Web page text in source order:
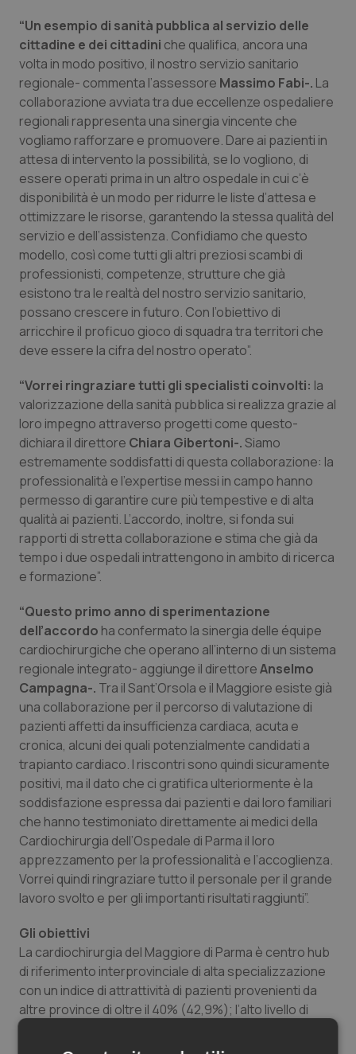
Veneto
Oncoematologia
Oncologia & Nutrizione
Psoriasi & pelle
Quotidiano Cardiologia
Quotidiano Chirurgia
Quotidiano Oncologia
Quotidiano Pediatria
Rene & patologie urogenitali
Salute orale & impianti
Sangue & coagulazione
Tiroide
Tumore al seno
Tumore ovarico
Tumori del Polmone & Testa Collo
Tumori gastrointestinali
Ulcera & Reflusso
Vaccini
“Un esempio di sanità pubblica al servizio delle
cittadine e dei cittadini che qualifica, ancora una
volta in modo positivo, il nostro servizio sanitario
regionale- commenta l’assessore Massimo Fabi-. La
collaborazione avviata tra due eccellenze ospedaliere
regionali rappresenta una sinergia vincente che
vogliamo rafforzare e promuovere. Dare ai pazienti in
attesa di intervento la possibilità, se lo vogliono, di
essere operati prima in un altro ospedale in cui c’è
disponibilità è un modo per ridurre le liste d’attesa e
ottimizzare le risorse, garantendo la stessa qualità del
servizio e dell’assistenza. Confidiamo che questo
modello, così come tutti gli altri preziosi scambi di
professionisti, competenze, strutture che già
esistono tra le realtà del nostro servizio sanitario,
possano crescere in futuro. Con l’obiettivo di
arricchire il proficuo gioco di squadra tra territori che
deve essere la cifra del nostro operato”.
“Vorrei ringraziare tutti gli specialisti coinvolti: la
valorizzazione della sanità pubblica si realizza grazie al
loro impegno attraverso progetti come questo-
dichiara il direttore Chiara Gibertoni-.Siamo
estremamente soddisfatti di questa collaborazione: la
professionalità e l’expertise messi in campo hanno
permesso di garantire cure più tempestive e di alta
qualità ai pazienti. L’accordo, inoltre, si fonda sui
rapporti di stretta collaborazione e stima che già da
tempo i due ospedali intrattengono in ambito di ricerca
e formazione”.
“Questo primo anno di sperimentazione
dell’accordo ha confermato la sinergia delle équipe
cardiochirurgiche che operano all’interno di un sistema
regionale integrato- aggiunge il direttoreAnselmo
Campagna-. Tra il Sant’Orsola e il Maggiore esiste già
una collaborazione per il percorso di valutazione di
pazienti affetti da insufficienza cardiaca, acuta e
cronica, alcuni dei quali potenzialmente candidati a
trapianto cardiaco. I riscontri sono quindi sicuramente
positivi, ma il dato che ci gratifica ulteriormente è la
soddisfazione espressa dai pazienti e dai loro familiari
che hanno testimoniato direttamente ai medici della
Cardiochirurgia dell’Ospedale di Parma il loro
apprezzamento per la professionalità e l’accoglienza.
Vorrei quindi ringraziare tutto il personale per il grande
lavoro svolto e per gli importanti risultati raggiunti”.
Gli obiettivi
La cardiochirurgia del Maggiore di Parma è centro hub
di riferimento interprovinciale di alta specializzazione
con un indice di attrattività di pazienti provenienti da
altre province di oltre il 40% (42,9%); l’alto livello di
dalla cardiochirurgia parmense consentono quindi di